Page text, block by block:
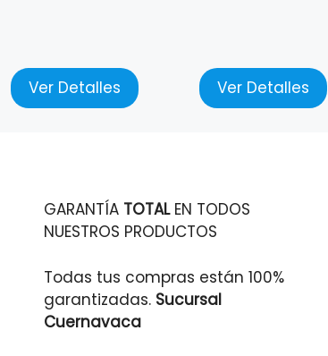
Ver Detalles Ver Detalles
GARANTÍA TOTALEN TODOS
NUESTROS PRODUCTOS
Todas tus compras están 100%
garantizadas. Sucursal
Cuernavaca